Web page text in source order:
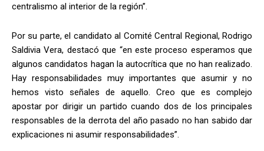
centralismo al interior de la región”.
Por su parte, el candidato al Comité Central Regional, Rodrigo
Saldivia Vera, destacó que “en este proceso esperamos que
algunos candidatos hagan la autocrítica que no han realizado.
Hay responsabilidades muy importantes que asumir y no
hemos visto señales de aquello. Creo que es complejo
apostar por dirigir un partido cuando dos de los principales
responsables de la derrota del año pasado no han sabido dar
explicaciones ni asumir responsabilidades”.